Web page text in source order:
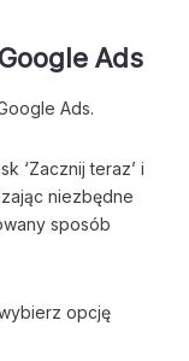
Ads
Ads.
‘Zacznij teraz’ i
niezbędne
sposób
opcję